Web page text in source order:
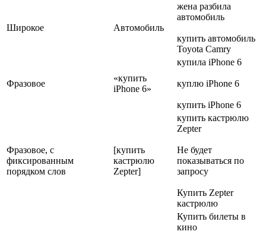
Широкое Автомобиль
жена разбила
автомобиль
купить автомобиль
Toyota Camry
Фразовое
«купить
iPhone 6»
купила iPhone 6
куплю iPhone 6
купить iPhone 6
Фразовое, с
фиксированным
порядком слов
[купить
кастрюлю
Zepter]
купить кастрюлю
Zepter
Не будет
показываться по
запросу
Купить Zepter
кастрюлю
Купить билеты в
кино